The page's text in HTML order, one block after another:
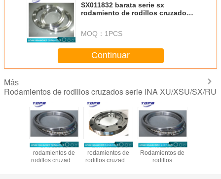
SX011832 barata serie sx
rodamiento de rodillos cruzados
hecho en China
MOQ： 1PCS
Continuar
Más
Rodamientos de rodillos cruzados serie INA XU/XSU/SX/RU
SX011840
rodamientos de
rodillos cruzados
Fabricantes de
rodamientos de
rodillos cruzados
SX011836
Rodamientos de
rodillos